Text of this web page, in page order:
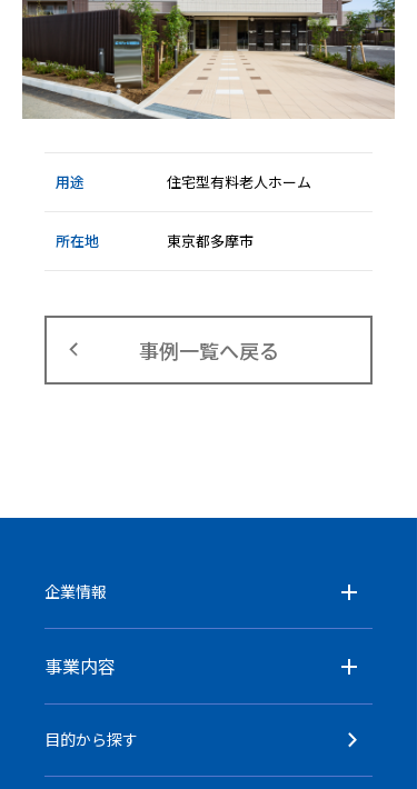
用途 住宅型有料老人ホーム
所在地 東京都多摩市
事例一覧へ戻る
企業情報
事業内容
目的から探す